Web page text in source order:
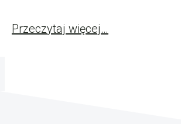
Przeczytaj więcej…